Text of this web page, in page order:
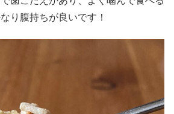
り腹持ちが良いです！